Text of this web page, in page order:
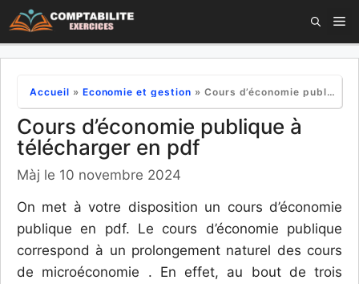
Aller
au
Accueil » Economie et gestion » Cours d’économie publique à télécharger en pdf
Cours d’économie publique à
télécharger en pdf
Màj le 10 novembre 2024
On met à votre disposition un cours d’économie
publique en pdf. Le cours d’économie publique
correspond à un prolongement naturel des cours
de microéconomie . En effet, au bout de trois